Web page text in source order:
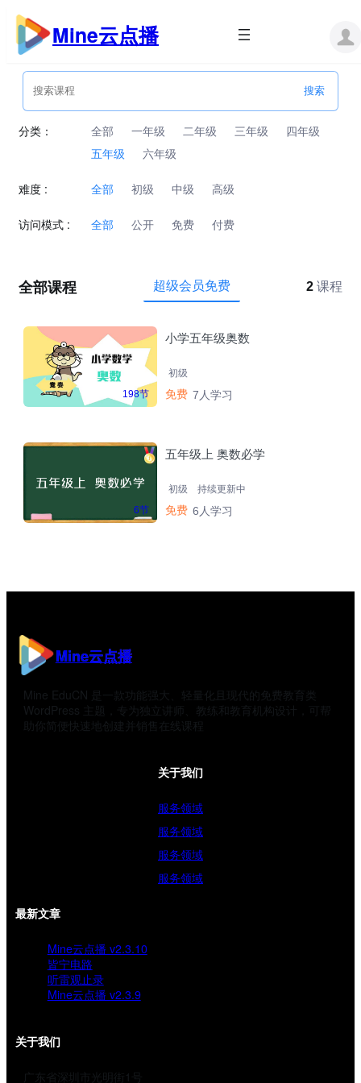
跳
内
Mine云点播
分类： 全部 一年级 二年级 三年级
四年级
五年级
六年级
难度 : 全部 初级 中级 高级
访问模式 : 全部 公开 免费 付费
全部课程 超级会员免费 2 课程
198节
小学五年级奥数
初级
免费 7人学习
6节
五年级上 奥数必学
初级 持续更新中
免费 6人学习
Mine云点播
Mine EduCN 是一款功能强大、轻量化且现代的免费教育类
WordPress 主题，专为独立讲师、教练和教育机构设计，可帮
助你简便快速地创建并销售在线课程
关于我们
服务领域
服务领域
服务领域
服务领域
最新文章
Mine云点播 v2.3.10
皆宁电路
听雷观止录
Mine云点播 v2.3.9
关于我们
广东省深圳市光明街1号